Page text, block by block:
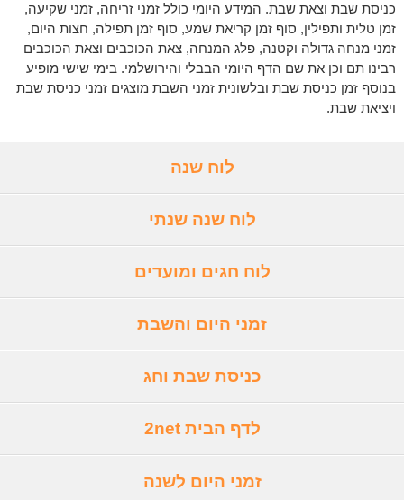
כניסת שבת וצאת שבת. המידע היומי כולל זמני זריחה, זמני שקיעה,
זמן טלית ותפילין, סוף זמן קריאת שמע, סוף זמן תפילה, חצות היום,
זמני מנחה גדולה וקטנה, פלג המנחה, צאת הכוכבים וצאת הכוכבים
רבינו תם וכן את שם הדף היומי הבבלי והירושלמי. בימי שישי מופיע
בנוסף זמן כניסת שבת ובלשונית זמני השבת מוצגים זמני כניסת שבת
ויציאת שבת.
לוח שנה
לוח שנה שנתי
לוח חגים ומועדים
זמני היום והשבת
כניסת שבת וחג
לדף הבית 2net
זמני היום לשנה